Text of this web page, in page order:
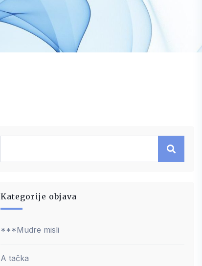
Kategorije objava
***Mudre misli
A tačka